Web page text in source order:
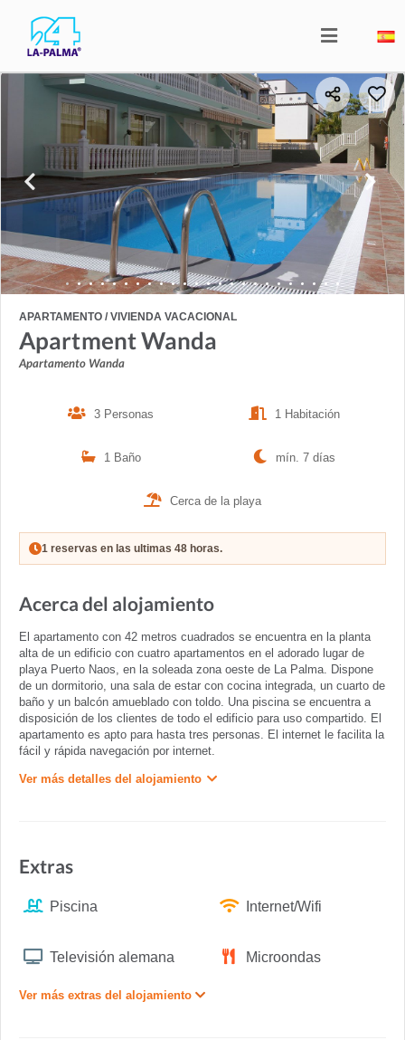
APARTAMENTO / VIVIENDA VACACIONAL
Apartment Wanda
Apartamento Wanda
3 Personas 1 Habitación
1 Baño mín. 7 días
Cerca de la playa
1 reservas en las ultimas 48 horas.
Acerca del alojamiento
El apartamento con 42 metros cuadrados se encuentra en la planta
alta de un edificio con cuatro apartamentos en el adorado lugar de
playa Puerto Naos, en la soleada zona oeste de La Palma. Dispone
de un dormitorio, una sala de estar con cocina integrada, un cuarto de
baño y un balcón amueblado con toldo. Una piscina se encuentra a
disposición de los clientes de todo el edificio para uso compartido. El
apartamento es apto para hasta tres personas. El internet le facilita la
fácil y rápida navegación por internet.
Ver más detalles del alojamiento
Extras
Piscina Internet/Wifi
Televisión alemana Microondas
Ver más extras del alojamiento